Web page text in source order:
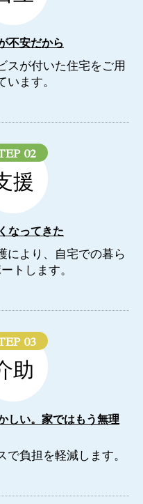
不安だから
スが付いた住宅をご用
います。
02
援
なってきた
により、自宅での暮ら
トします。
03
助
しい。家ではもう無理
負担を軽減します。